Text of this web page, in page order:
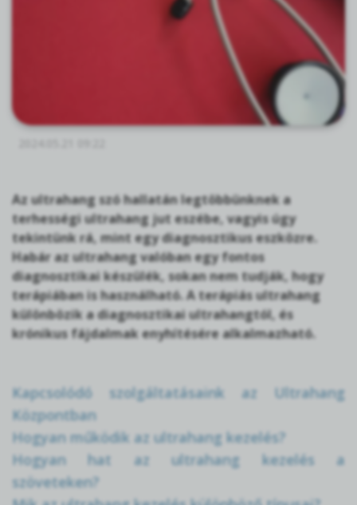
Az ultrahang szó hallatán legtöbbünknek a
terhességi ultrahang jut eszébe, vagyis úgy
tekintünk rá, mint egy diagnosztikus eszközre.
Habár az ultrahang valóban egy fontos
diagnosztikai készülék, sokan nem tudják, hogy
terápiában is használható. A terápiás ultrahang
különbözik a diagnosztikai ultrahangtól, és
krónikus fájdalmak enyhítésére alkalmazható.
Kapcsolódó szolgáltatásaink az Ultrahang
Központban
Hogyan működik az ultrahang kezelés?
Hogyan hat az ultrahang kezelés a
szöveteken?